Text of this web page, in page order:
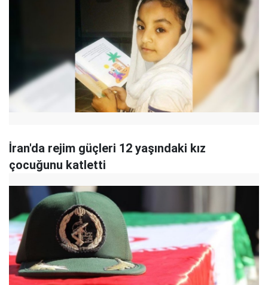
İran'da rejim güçleri 12 yaşındaki kız
çocuğunu katletti